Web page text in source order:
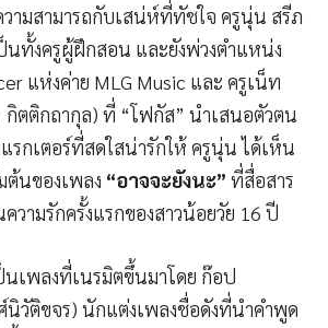
วามสามารถกับเสน่ห์ที่ทัชใจ ครูนุ่น สรีภ
ทั้งครูผู้ฝึกสอน และยังพ่วงตำแหน่ง
แห่งค่าย MLG Music และ ครูเน็ท
ตติกถากุล) ที่ “โฟกัส” นำเสนอตัวตน
รกเตอร์ที่สดใสน่ารักให้ ครูนุ่น ได้เห็น
ต้นของเพลง “อาจจะยังนะ” ที่สื่อสาร
ความรักครั้งแรกของสาวน้อยวัย 16 ปี
นเพลงที่เนรมิตขึ้นมาโดย ก๊อป
นิวัติขจร) นักแต่งเพลงชื่อดังที่นำคำพูด